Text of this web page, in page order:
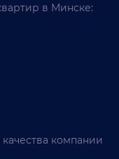
в Минске:
компании